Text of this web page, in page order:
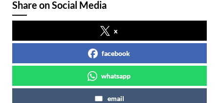
Share on Social Media
x
facebook
whatsapp
email